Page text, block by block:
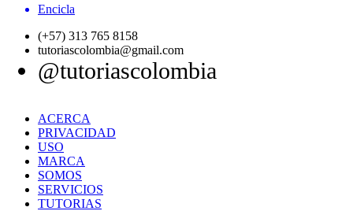
Encicla
(+57) 313 765 8158
tutoriascolombia@gmail.com
@tutoriascolombia
ACERCA
PRIVACIDAD
USO
MARCA
SOMOS
SERVICIOS
TUTORIAS